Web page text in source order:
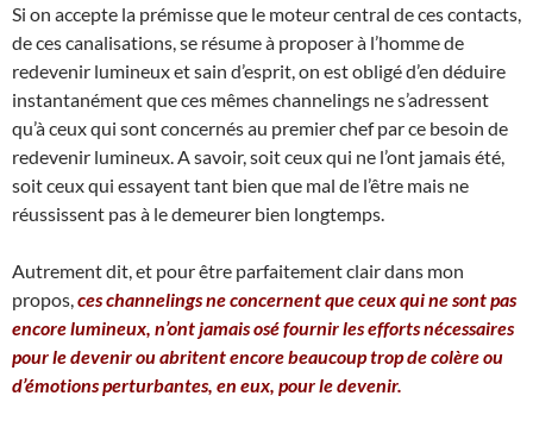
Si on accepte la prémisse que le moteur central de ces contacts,
de ces canalisations, se résume à proposer à l’homme de
redevenir lumineux et sain d’esprit, on est obligé d’en déduire
instantanément que ces mêmes channelings ne s’adressent
qu’à ceux qui sont concernés au premier chef par ce besoin de
redevenir lumineux. A savoir, soit ceux qui ne l’ont jamais été,
soit ceux qui essayent tant bien que mal de l’être mais ne
réussissent pas à le demeurer bien longtemps.
Autrement dit, et pour être parfaitement clair dans mon
propos, ces channelings ne concernent que ceux qui ne sont pas
encore lumineux, n’ont jamais osé fournir les efforts nécessaires
pour le devenir ou abritent encore beaucoup trop de colère ou
d’émotions perturbantes, en eux, pour le devenir.